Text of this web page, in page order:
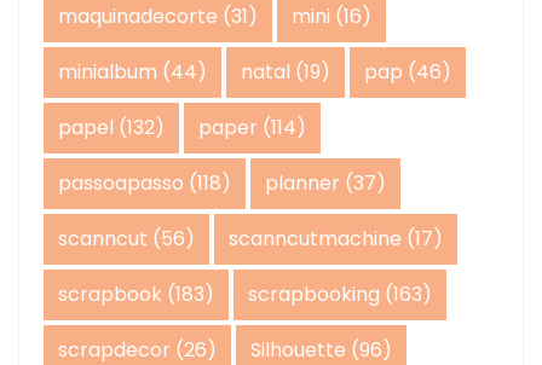
maquinadecorte (31) mini (16)
minialbum (44) natal (19) pap (46)
papel (132) paper (114)
passoapasso (118) planner (37)
scanncut (56) scanncutmachine (17)
scrapbook (183) scrapbooking (163)
scrapdecor (26) Silhouette (96)